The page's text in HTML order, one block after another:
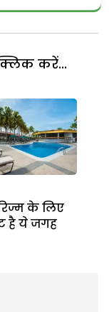
करें...
के लिए
है ये जगह